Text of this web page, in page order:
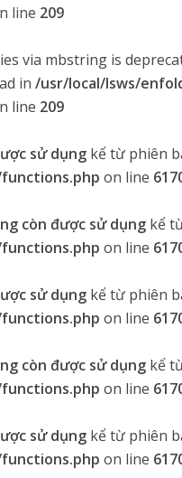
line 209
via mbstring is
in /usr/local/lsws/
line 209
sử dụng kể từ phiên
on line
còn được sử dụng kể
on line
sử dụng kể từ phiên
on line
còn được sử dụng kể
on line
sử dụng kể từ phiên
on line